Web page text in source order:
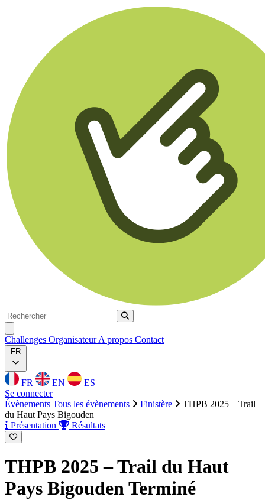
Rechercher
Rechercher
Challenges OrganisateurA propos Contact
FR
FR EN
ES
Se connecter
Évènements Tous les évènements Finistère
THPB 2025 – Trail
du Haut Pays Bigouden
Présentation
Résultats
THPB 2025 – Trail du Haut
Pays BigoudenTerminé